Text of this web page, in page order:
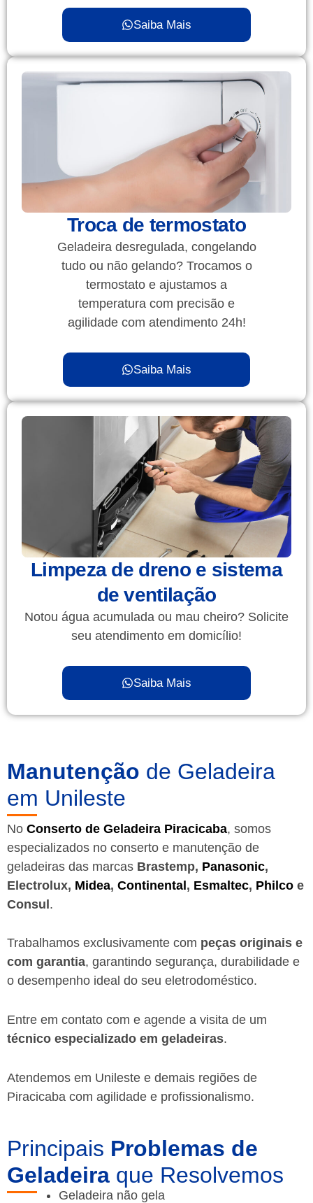
Saiba Mais
Troca de termostato
Geladeira desregulada, congelando
tudo ou não gelando? Trocamos o
termostato e ajustamos a
temperatura com precisão e
agilidade com atendimento 24h!
Saiba Mais
Limpeza de dreno e sistema
de ventilação
Notou água acumulada ou mau cheiro? Solicite
seu atendimento em domicílio!
Saiba Mais
Manutenção de Geladeira
em Unileste
No Conserto de Geladeira Piracicaba, somos
especializados no conserto e manutenção de
geladeiras das marcas Brastemp, Panasonic,
Electrolux, Midea, Continental, Esmaltec, Philco e
Consul.
Trabalhamos exclusivamente com peças originais e
com garantia, garantindo segurança, durabilidade e
o desempenho ideal do seu eletrodoméstico.
Entre em contato com e agende a visita de um
técnico especializado em geladeiras.
Atendemos em Unileste e demais regiões de
Piracicaba com agilidade e profissionalismo.
Principais Problemas de
Geladeira que Resolvemos
Geladeira não gela